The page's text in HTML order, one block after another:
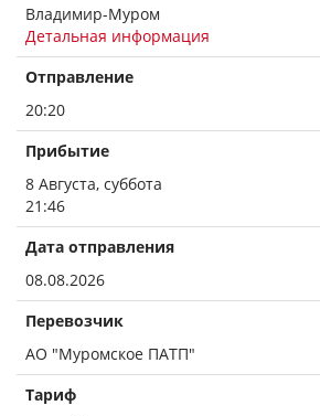
Владимир-Муром
Детальная информация
Отправление
20:20
Прибытие
8 Августа, суббота
21:46
Дата отправления
08.08.2026
Перевозчик
АО "Муромское ПАТП"
Тариф